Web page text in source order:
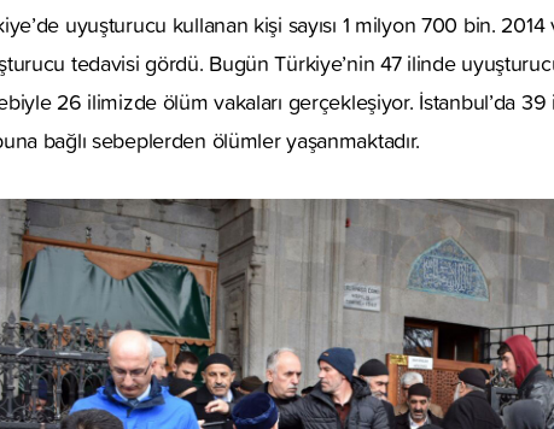
uyuşturucu kullanan kişi sayısı 1 milyon 700 bin. 2014
tedavisi gördü. Bugün Türkiye’nin 47 ilinde
26 ilimizde ölüm vakaları gerçekleşiyor. İstanbul’da 39
bağlı sebeplerden ölümler yaşanmaktadır.